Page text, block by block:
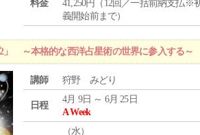
料金
41,250円（12回／一括前納支払※
義開始前まで）
」 ～本格的な西洋占星術の世界に参入する～
講師 狩野 みどり
日程
4月 9日 ～ 6月 25日
A Week
（水）